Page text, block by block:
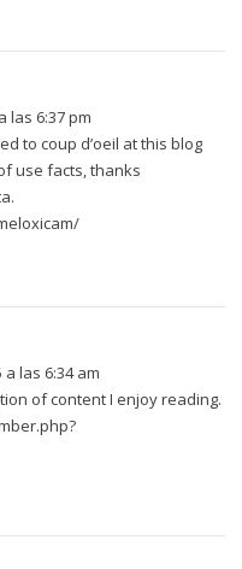
las 6:37 pm
to coup d’oeil at this blog
use facts, thanks
a las 6:34 am
of content I enjoy reading.